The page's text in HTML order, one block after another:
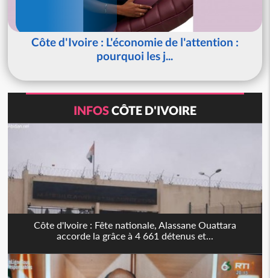
Côte d'Ivoire : L'économie de l'attention :
pourquoi les j...
INFOSCÔTE D'IVOIRE
Côte d'Ivoire : Fête nationale, Alassane Ouattara
accorde la grâce à 4 661 détenus et...